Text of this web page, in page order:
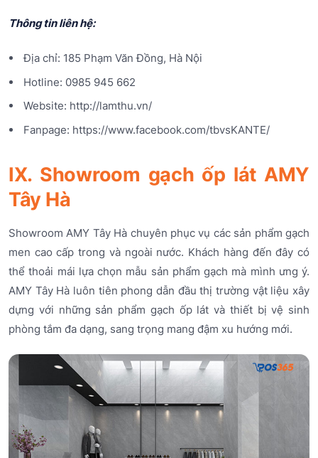
Thông tin liên hệ:
Địa chỉ: 185 Phạm Văn Đồng, Hà Nội
Hotline: 0985 945 662
Website: http://lamthu.vn/
Fanpage: https://www.facebook.com/tbvsKANTE/
IX. Showroom gạch ốp lát AMY
Tây Hà
Showroom AMY Tây Hà chuyên phục vụ các sản phẩm gạch
men cao cấp trong và ngoài nước. Khách hàng đến đây có
thể thoải mái lựa chọn mẫu sản phẩm gạch mà mình ưng ý.
AMY Tây Hà luôn tiên phong dẫn đầu thị trường vật liệu xây
dựng với những sản phẩm gạch ốp lát và thiết bị vệ sinh
phòng tắm đa dạng, sang trọng mang đậm xu hướng mới.